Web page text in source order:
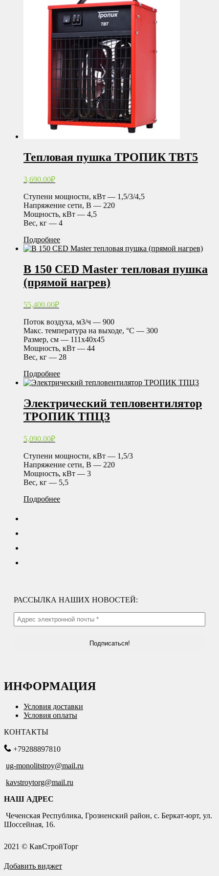
Тепловая пушка ТРОПИК ТВТ5
3,690.00₽
Ступени мощности, кВт — 1,5/3/4,5
Напряжение сети, В — 220
Мощность, кВт — 4,5
Вес, кг — 4
Подробнее
B 150 CED Master тепловая пушка
(прямой нагрев)
55,400.00₽
Поток воздуха, м3/ч — 900
Макс. температура на выходе, °С — 300
Размер, см — 111х40х45
Мощность, кВт — 44
Вес, кг — 28
Подробнее
Электрический тепловентилятор
ТРОПИК ТПЦ3
5,090.00₽
Ступени мощности, кВт — 1,5/3
Напряжение сети, В — 220
Мощность, кВт — 3
Вес, кг — 5,5
Подробнее
РАССЫЛКА НАШИХ НОВОСТЕЙ:
ИНФОРМАЦИЯ
Условия доставки
Условия оплаты
КОНТАКТЫ
+79288897810
ug-monolitstroy@mail.ru
kavstroytorg@mail.ru
НАШ АДРЕС
Чеченская Республика, Грозненский район, с. Беркат-юрт, ул.
Шоссейная, 16.
2021 © КавСтройТорг
Добавить виджет